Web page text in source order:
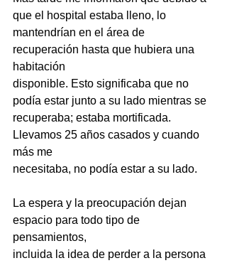
que el hospital estaba lleno, lo
mantendrían en el área de
recuperación hasta que hubiera una
habitación
disponible. Esto significaba que no
podía estar junto a su lado mientras se
recuperaba; estaba mortificada.
Llevamos 25 años casados y cuando
más me
necesitaba, no podía estar a su lado.
La espera y la preocupación dejan
espacio para todo tipo de
pensamientos,
incluida la idea de perder a la persona